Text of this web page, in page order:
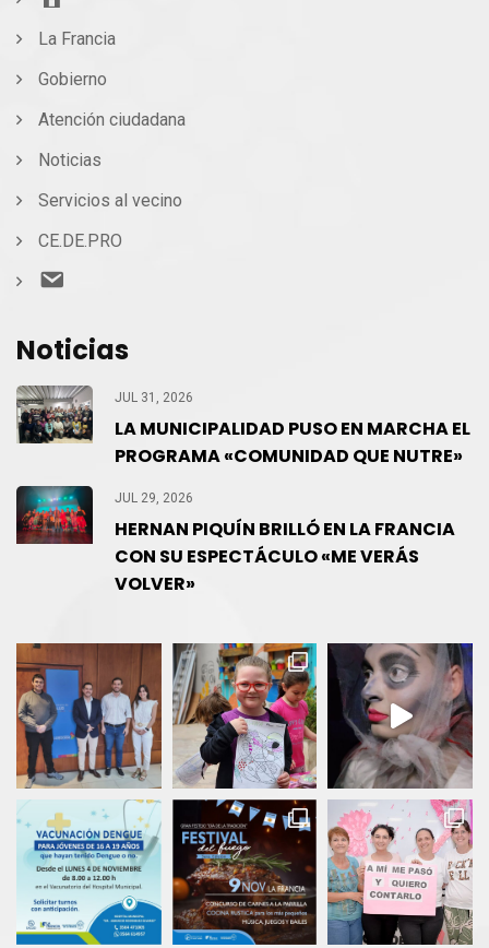
La Francia
Gobierno
Atención ciudadana
Noticias
Servicios al vecino
CE.DE.PRO
Noticias
JUL 31, 2026
LA MUNICIPALIDAD PUSO EN MARCHA EL
PROGRAMA «COMUNIDAD QUE NUTRE»
JUL 29, 2026
HERNAN PIQUÍN BRILLÓ EN LA FRANCIA
CON SU ESPECTÁCULO «ME VERÁS
VOLVER»